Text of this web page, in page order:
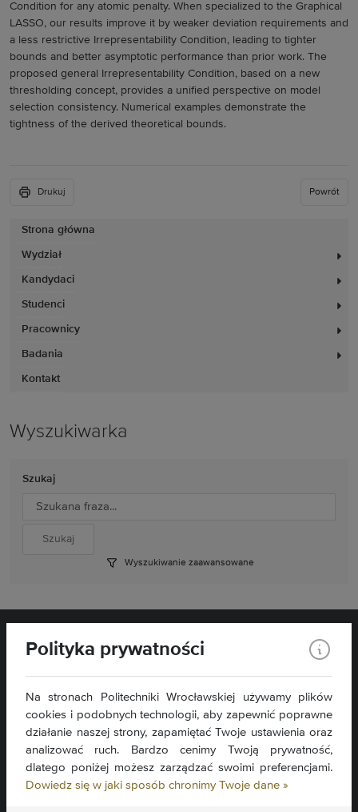
Strona główna
Wydział
Kandydaci
Studenci
Pracownicy
Badania
Kontakt
Wyszukiwarka
Szukaj
Wyszukiwanie zaawansowane
Condition for any atomic penalty. When specialized to the Graphical
LASSO, our results improve it by weaker deviation requirements and
a less restrictive Irrepresentability Condition, leading to tighter
bounds and better asymptotic performance than prior work. The
proposed general Irrepresentability Condition, based on a new
thresholding concept, provides a unified perspective on model
selection consistency. Numerical examples demonstrate the
tightness of the derived theoretical bounds.
Drukuj Powrót
Wydział Matematyki
Wybrzeże Wyspiańskiego 27
50-370 Wrocław
Mapa serwisu »
Polityka prywatności
Na stronach Politechniki Wrocławskiej używamy plików
cookies i podobnych technologii, aby zapewnić poprawne
działanie naszej strony, zapamiętać Twoje ustawienia oraz
analizować ruch. Bardzo cenimy Twoją prywatność,
dlatego poniżej możesz zarządzać swoimi preferencjami.
Dowiedz się w jaki sposób chronimy Twoje dane »